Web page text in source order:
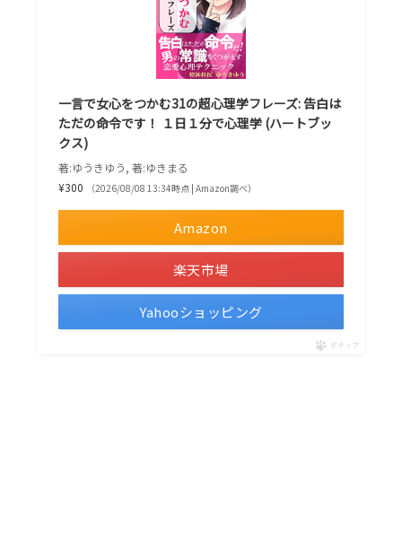
一言で女心をつかむ31の超心理学フレーズ: 告白は
ただの命令です！ １日１分で心理学 (ハートブッ
クス)
著:ゆうきゆう, 著:ゆきまる
¥300
（2026/08/08 13:34時点 | Amazon調べ）
Amazon
楽天市場
Yahooショッピング
ポチップ